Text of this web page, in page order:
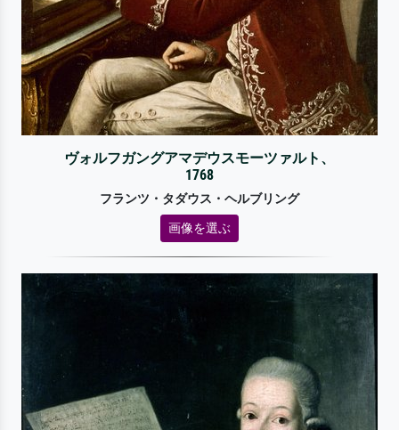
ヴォルフガングアマデウスモーツァルト、
1768
フランツ・タダウス・ヘルブリング
画像を選ぶ